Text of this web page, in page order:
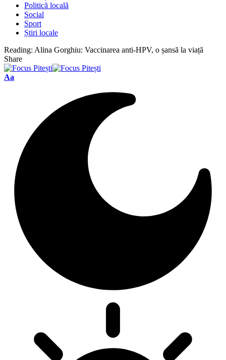
Politică locală
Social
Sport
Știri locale
Reading: Alina Gorghiu: Vaccinarea anti-HPV, o șansă la viață
Share
Font
Aa